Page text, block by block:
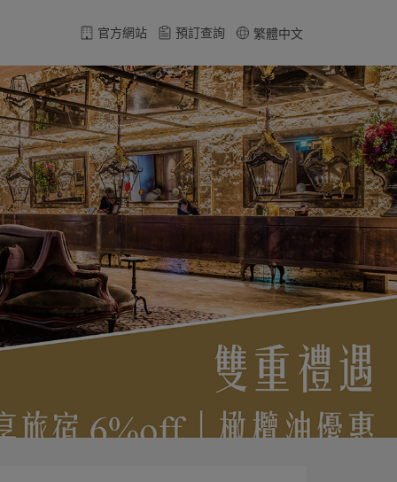
官方網站 預訂查詢 繁體中文